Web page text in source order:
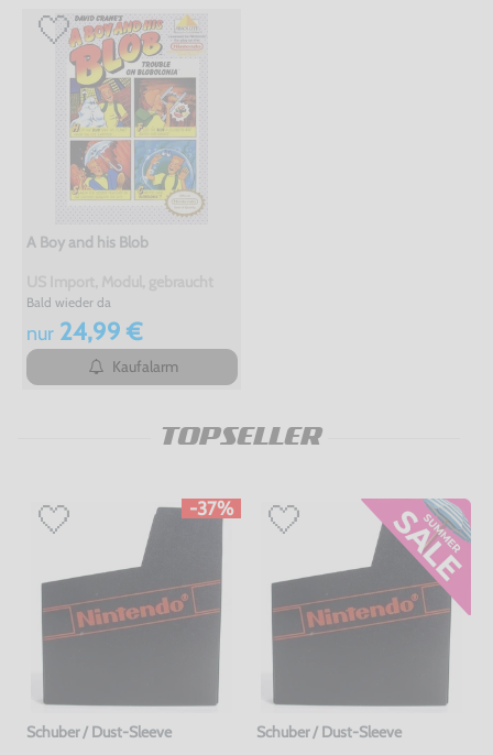
A Boy and his Blob
Bald wieder da
nur24,99 €
Kaufalarm
TOPSELLER
-37%
Schuber / Dust-Sleeve
Schuber / Dust-Sleeve